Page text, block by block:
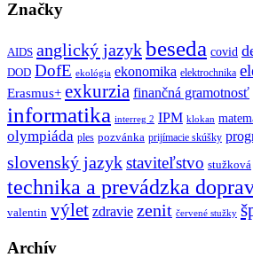
Značky
AIDS anglický jazykbeseda covid
DOD DofE ekológia ekonomika elektrochnika
Erasmus+ exkurzia finančná gramotnosť
informatika interreg 2 IPM klokan
olympiáda ples pozvánka prijímacie skúšky
slovenský jazykstaviteľstvo stužková
technika a prevádzka
valentin výlet zdravie zenit červené stužky
Archív